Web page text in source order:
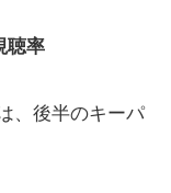
聴率
、後半のキーパ